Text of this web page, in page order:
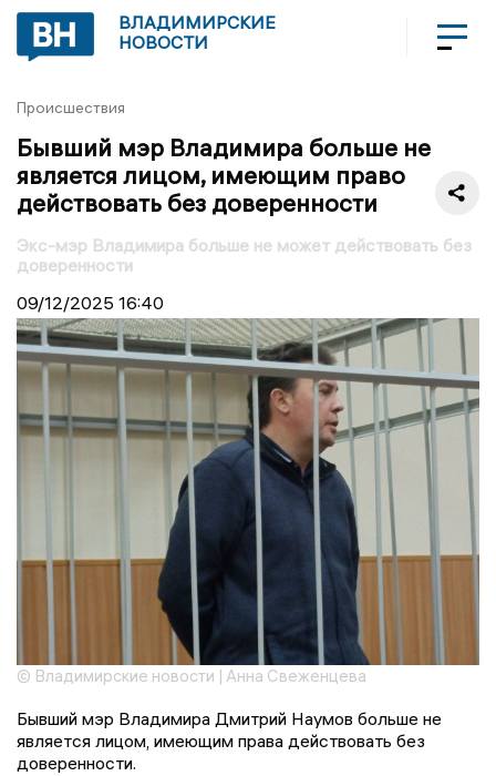
ВЛАДИМИРСКИЕ
НОВОСТИ
Происшествия
Бывший мэр Владимира больше не
является лицом, имеющим право
действовать без доверенности
Экс-мэр Владимира больше не может действовать без
доверенности
09/12/2025 16:40
© Владимирские новости | Анна Свеженцева
Бывший мэр Владимира Дмитрий Наумов больше не
является лицом, имеющим права действовать без
доверенности.